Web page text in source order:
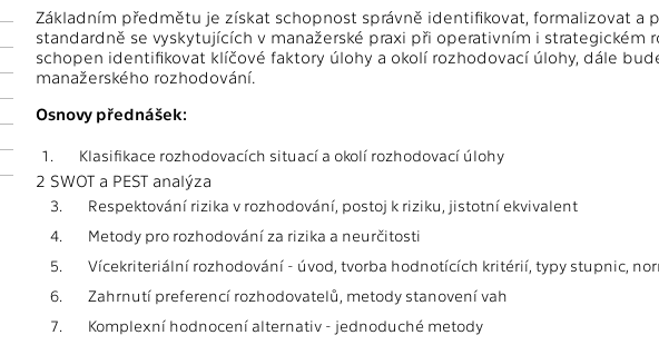
Základním předmětu je získat schopnost správně identifikovat, formalizovat
standardně se vyskytujících v manažerské praxi při operativním i
schopen identifikovat klíčové faktory úlohy a okolí rozhodovací úlohy, dále
manažerského rozhodování.
Osnovy přednášek:
1. Klasifikace rozhodovacích situací a okolí rozhodovací úlohy
2 SWOT a PEST analýza
3.
Respektování rizika v rozhodování, postoj k riziku, jistotní ekvivalent
4.
Metody pro rozhodování za rizika a neurčitosti
5.
Vícekriteriální rozhodování - úvod, tvorba hodnotících kritérií, typy stupnic,
6.
Zahrnutí preferencí rozhodovatelů, metody stanovení vah
7.
Komplexní hodnocení alternativ - jednoduché metody